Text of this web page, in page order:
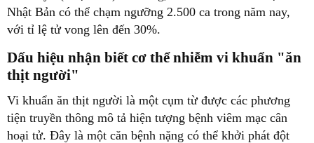
Nhật Bản có thể chạm ngưỡng 2.500 ca trong năm nay,
với tỉ lệ tử vong lên đến 30%.
Dấu hiệu nhận biết cơ thể nhiễm vi khuẩn "ăn
thịt người"
Vi khuẩn ăn thịt người là một cụm từ được các phương
tiện truyền thông mô tả hiện tượng bệnh viêm mạc cân
hoại tử. Đây là một căn bệnh nặng có thể khởi phát đột